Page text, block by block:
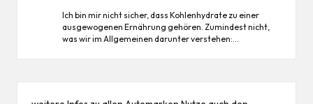
Ich bin mir nicht sicher, dass Kohlenhydrate zu einer
ausgewogenen Ernährung gehören. Zumindest nicht,
was wir im Allgemeinen darunter verstehen:…